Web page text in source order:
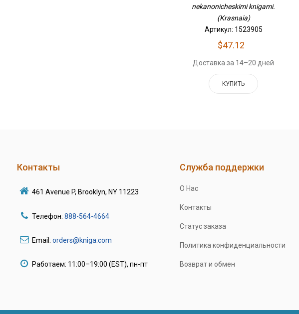
nekanonicheskimi knigami.
(Krasnaia)
Артикул: 1523905
$47.12
Доставка за 14–20 дней
КУПИТЬ
Контакты
461 Avenue P, Brooklyn, NY 11223
Телефон: 888-564-4664
Email: orders@kniga.com
Работаем: 11:00–19:00 (EST), пн-пт
Служба поддержки
О Нас
Контакты
Статус заказа
Политика конфиденциальности
Возврат и обмен